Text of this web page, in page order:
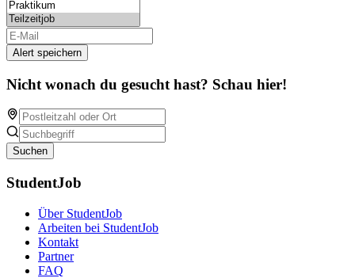
Alert speichern
Nicht wonach du gesucht hast? Schau hier!
Suchen
StudentJob
Über StudentJob
Arbeiten bei StudentJob
Kontakt
Partner
FAQ